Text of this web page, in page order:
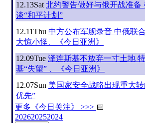
12.13Sat 北约警告做好与俄开战准备
谈“和平计划”
12.11Thu 中方公布军舰录音 中俄联
大惊小怪、《今日亚洲》
12.09Tue 泽连斯基不放弃一寸土地
基“失望” 、《今日亚洲》
12.07Sun 美国家安全战略出现重大
优先”
更多《今日关注》 >>> 📅
202620252024